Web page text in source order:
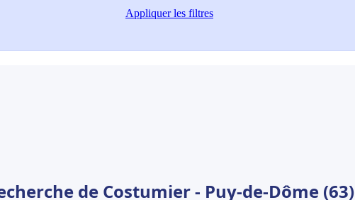
Appliquerles filtres
de Costumier - Puy-de-Dôme (63)